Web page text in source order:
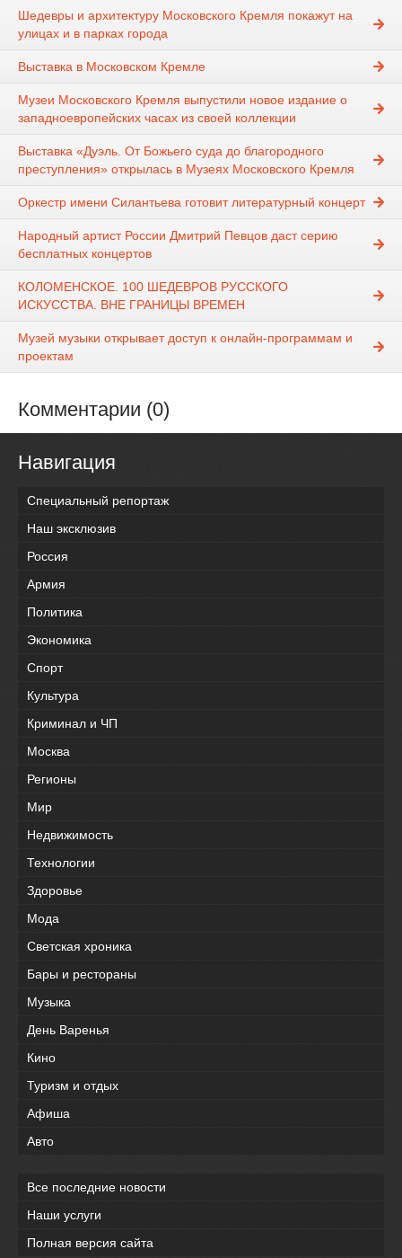
Шедевры и архитектуру Московского Кремля покажут на
улицах и в парках города
Выставка в Московском Кремле
Музеи Московского Кремля выпустили новое издание о
западноевропейских часах из своей коллекции
Выставка «Дуэль. От Божьего суда до благородного
преступления» открылась в Музеях Московского Кремля
Оркестр имени Силантьева готовит литературный концерт
Народный артист России Дмитрий Певцов даст серию
бесплатных концертов
КОЛОМЕНСКОЕ. 100 ШЕДЕВРОВ РУССКОГО
ИСКУССТВА. ВНЕ ГРАНИЦЫ ВРЕМЕН
Музей музыки открывает доступ к онлайн-программам и
проектам
Комментарии (0)
Навигация
Специальный репортаж
Наш эксклюзив
Россия
Армия
Политика
Экономика
Спорт
Культура
Криминал и ЧП
Москва
Регионы
Мир
Недвижимость
Технологии
Здоровье
Мода
Светская хроника
Бары и рестораны
Музыка
День Варенья
Кино
Туризм и отдых
Афиша
Авто
Все последние новости
Наши услуги
Полная версия сайта